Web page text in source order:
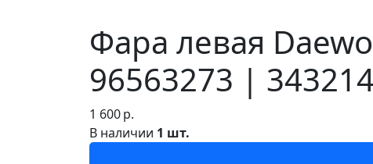
Фара левая
96563273 | 343214
1 600р.
В наличии 1 шт.